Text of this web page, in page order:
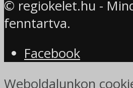
© regiokelet.hu -
fenntartva.
Facebook
Weboldalunkon